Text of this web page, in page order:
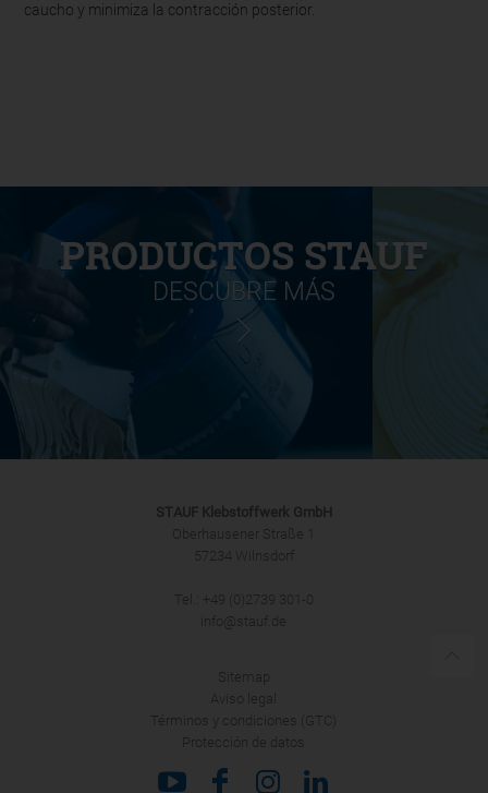
caucho y minimiza la contracción posterior.
PRODUCTOS STAUF
DESCUBRE MÁS
STAUF Klebstoffwerk GmbH
Oberhausener Straße 1
57234 Wilnsdorf
Tel.: +49 (0)2739 301-0
info@stauf.de
Sitemap
Aviso legal
Términos y condiciones (GTC)
Protección de datos